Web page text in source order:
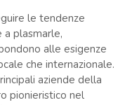
le tendenze
plasmarle,
alle esigenze
che internazionale.
aziende della
pionieristico nel